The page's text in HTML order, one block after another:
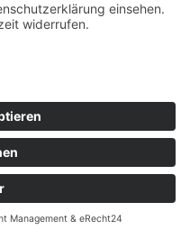
Eine Einstimmung auf
2026